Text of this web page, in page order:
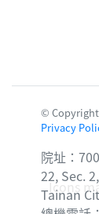
©
Privacy
院址：
22, Sec.
Tainan
Icons